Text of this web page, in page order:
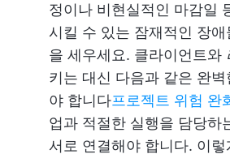
정이나 비현실적인 마감일
시킬 수 있는 잠재적인 장
을 세우세요. 클라이언트와
키는 대신 다음과 같은 완
야 합니다프로젝트 위험 완
업과 적절한 실행을 담당하
서로 연결해야 합니다. 이